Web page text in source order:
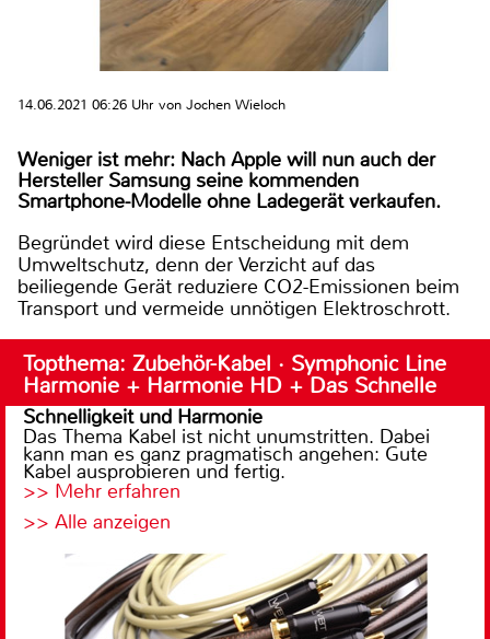
14.06.2021 06:26 Uhr von Jochen Wieloch
Weniger ist mehr: Nach Apple will nun auch der
Hersteller Samsung seine kommenden
Smartphone-Modelle ohne Ladegerät verkaufen.
Begründet wird diese Entscheidung mit dem
Umweltschutz, denn der Verzicht auf das
beiliegende Gerät reduziere CO2-Emissionen beim
Transport und vermeide unnötigen Elektroschrott.
Topthema: Zubehör-Kabel · Symphonic Line
Harmonie + Harmonie HD + Das Schnelle
Schnelligkeit und Harmonie
Das Thema Kabel ist nicht unumstritten. Dabei
kann man es ganz pragmatisch angehen: Gute
Kabel ausprobieren und fertig.
>> Mehr erfahren
>> Alle anzeigen